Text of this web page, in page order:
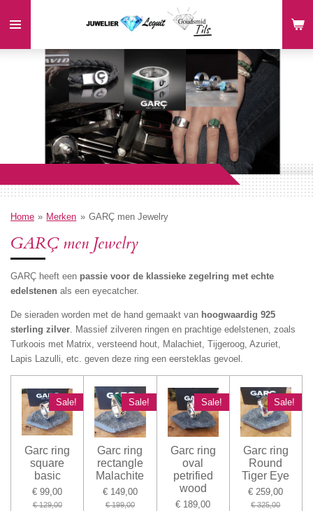
direct
hoofdinhoud
Home » Merken » GARÇ men Jewelry
GARÇ men Jewelry
GARÇ heeft een passie voor de klassieke zegelring met echte
edelstenen als een eyecatcher.
De sieraden worden met de hand gemaakt van hoogwaardig 925
sterling zilver. Massief zilveren ringen en prachtige edelstenen, zoals
Turkoois met Matrix, versteend hout, Malachiet, Tijgeroog, Azuriet,
Lapis Lazulli, etc. geven deze ring een eersteklas gevoel.
Sale!
Garc ring
square
basic
€ 99,00
€ 129,00
Sale!
Garc ring
rectangle
Malachite
€ 149,00
€ 199,00
Sale!
Garc ring
oval
petrified
wood
€ 189,00
Sale!
Garc ring
Round
Tiger Eye
€ 259,00
€ 325,00